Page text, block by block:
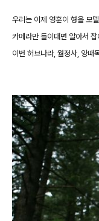
우리는 이제 영훈이 형을 모
카메라만 들이대면 알아서
이번 허브나라, 월정사, 양때